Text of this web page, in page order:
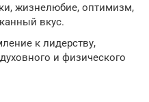
жизнелюбие, оптимизм,
вкус.
к лидерству,
и физического